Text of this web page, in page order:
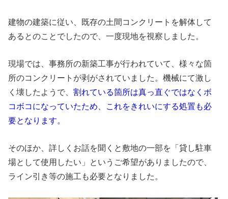
建物の建築に従い、既存の土間コンクリートを解体して
あるとのことでしたので、一度現地を視察しました。
現場では、事務所の新築工事が行われていて、様々な箇
所のコンクリートが剥がされていました。機械にて激し
く壊したようで、割れている箇所は真っ直ぐではなくボ
コボコになっていたため、これをきれいにする処置も必
要となります。
そのほか、詳しくお話を聞くと敷地の一部を「貸し駐車
場として使用したい」というご希望がありましたので、
ライン引き等の施工も必要となりました。